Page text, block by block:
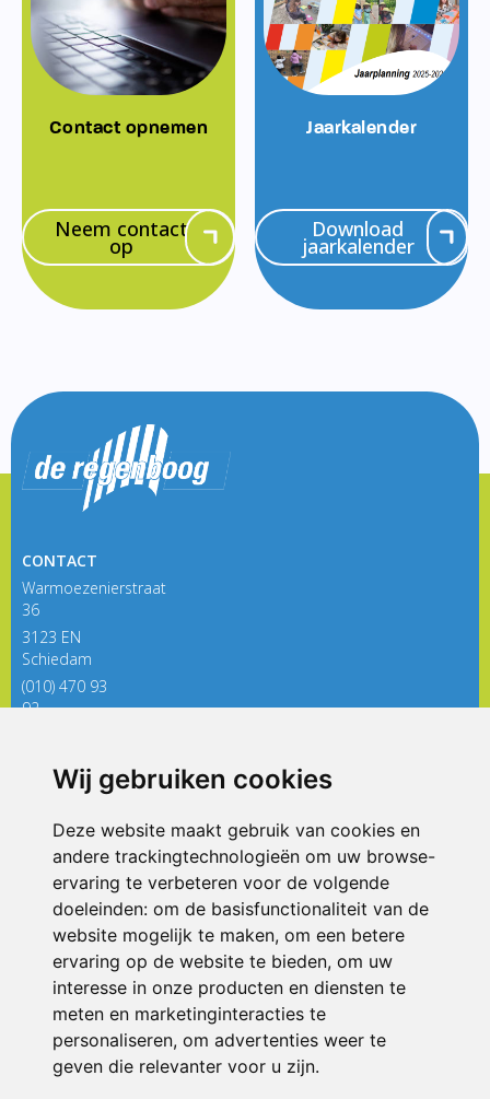
Wij gebruiken cookies
Deze website maakt gebruik van cookies en
andere trackingtechnologieën om uw browse-
ervaring te verbeteren voor de volgende
doeleinden: om de basisfunctionaliteit van de
website mogelijk te maken, om een betere
ervaring op de website te bieden, om uw
interesse in onze producten en diensten te
meten en marketinginteracties te
personaliseren, om advertenties weer te
geven die relevanter voor u zijn.
Contact opnemen
Neem contact
op
Jaarkalender
Download
jaarkalender
CONTACT
Warmoezenierstraat
36
3123 EN
Schiedam
(010) 470 93
92
ONDERDEEL VAN
© 2026 De Regenboog | Alle rechten voorbehouden
Privacy policy|Disclaimer| Klachtenregeling|RSIN en Anbi
voorkeuren